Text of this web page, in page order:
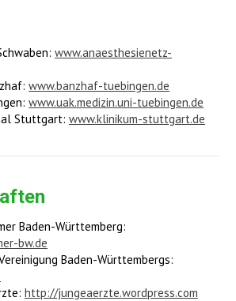
www.anaesthesienetz-
www.banzhaf-tuebingen.de
www.uak.medizin.uni-tuebingen.de
Stuttgart: www.klinikum-stuttgart.de
Baden-Württemberg:
bw.de
Baden-Württembergs:
http://jungeaerzte.wordpress.com